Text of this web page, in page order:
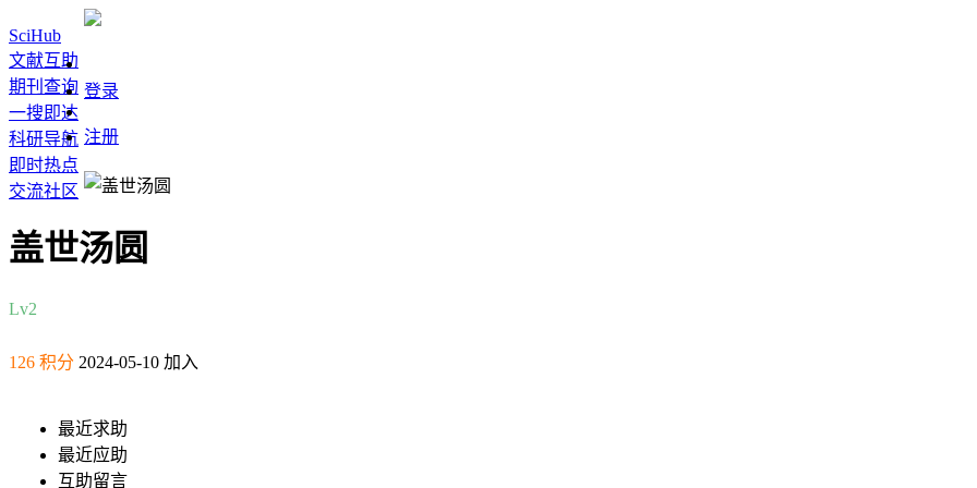
SciHub
文献互助
期刊查询
一搜即达
科研导航
即时热点
交流社区
登录
注册
盖世汤圆
Lv2
126 积分 2024-05-10 加入
最近求助
最近应助
互助留言